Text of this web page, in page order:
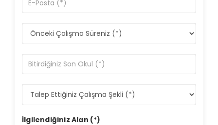
İlgilendiğiniz Alan (*)